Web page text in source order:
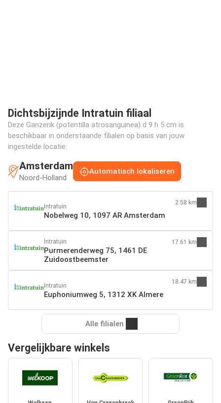
Dichtsbijzijnde Intratuin filiaal
Deze Ganzerik (potentilla atrosanguinea) d 9 h 5 cm is
beschikbaar in onderstaande filialen op basis van jouw
ingestelde locatie:
Amsterdam
Noord-Holland
Automatisch lokaliseren
Intratuin
Nobelweg 10, 1097 AR Amsterdam
2.58 km
Intratuin
Purmerenderweg 75, 1461 DE
Zuidoostbeemster
17.61 km
Intratuin
Euphoniumweg 5, 1312 XK Almere
18.47 km
Alle filialen
Vergelijkbare winkels